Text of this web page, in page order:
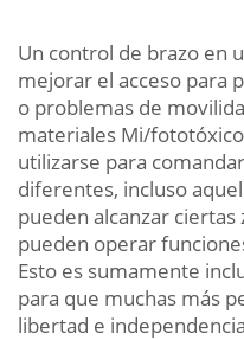
Un control de brazo en
mejorar el acceso para
o problemas de
materiales Mi/
utilizarse para
diferentes, incluso
pueden alcanzar ciertas
pueden operar
Esto es sumamente
para que muchas más
libertad e